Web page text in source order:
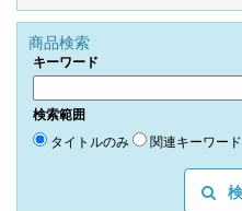
商品検索
キーワード
検索範囲
タイトルのみ 関連キーワー